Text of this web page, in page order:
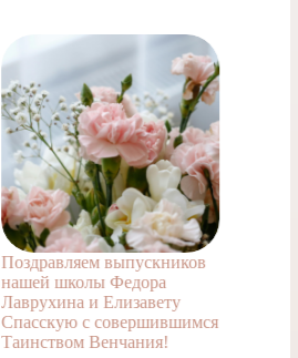
Поздравляем выпускников
нашей школы Федора
Лаврухина и Елизавету
Спасскую с совершившимся
Таинством Венчания!